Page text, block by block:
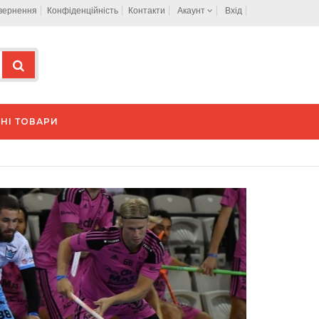
Конфіденційність Контакти Акаунт Вхід
ТОВАРИ